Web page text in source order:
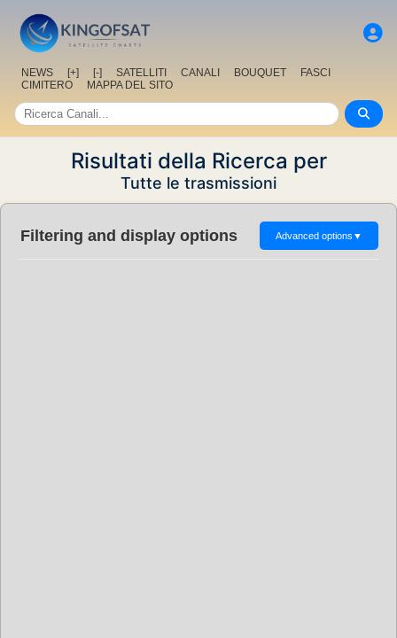
NEWS [+] [-] SATELLITI CANALI BOUQUET
FASCI
CIMITERO
MAPPA DEL SITO
Risultati della Ricerca per
Tutte le trasmissioni
Filtering and display options Advanced options ▼